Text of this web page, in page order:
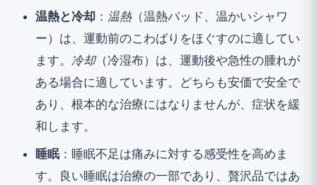
温熱と冷却 ： 温熱（温熱パッド、温かいシャワ
ー）は、運動前のこわばりをほぐすのに適してい
ます。 冷却（冷湿布）は、運動後や急性の腫れが
ある場合に適しています。どちらも安価で安全で
あり、根本的な治療にはなりませんが、症状を緩
和します。
睡眠：睡眠不足は痛みに対する感受性を高めま
す。良い睡眠は治療の一部であり、贅沢品ではあ